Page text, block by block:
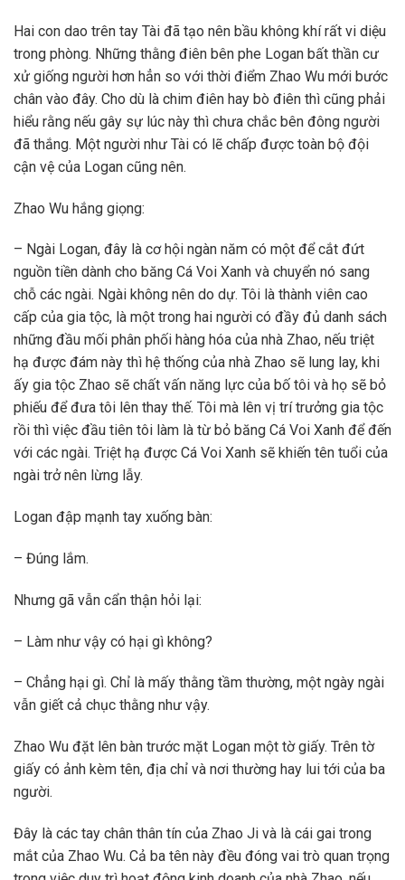
Hai con dao trên tay Tài đã tạo nên bầu không khí rất vi diệu
trong phòng. Những thằng điên bên phe Logan bất thần cư
xử giống người hơn hẳn so với thời điểm Zhao Wu mới bước
chân vào đây. Cho dù là chim điên hay bò điên thì cũng phải
hiểu rằng nếu gây sự lúc này thì chưa chắc bên đông người
đã thắng. Một người như Tài có lẽ chấp được toàn bộ đội
cận vệ của Logan cũng nên.
Zhao Wu hắng giọng:
– Ngài Logan, đây là cơ hội ngàn năm có một để cắt đứt
nguồn tiền dành cho băng Cá Voi Xanh và chuyển nó sang
chỗ các ngài. Ngài không nên do dự. Tôi là thành viên cao
cấp của gia tộc, là một trong hai người có đầy đủ danh sách
những đầu mối phân phối hàng hóa của nhà Zhao, nếu triệt
hạ được đám này thì hệ thống của nhà Zhao sẽ lung lay, khi
ấy gia tộc Zhao sẽ chất vấn năng lực của bố tôi và họ sẽ bỏ
phiếu để đưa tôi lên thay thế. Tôi mà lên vị trí trưởng gia tộc
rồi thì việc đầu tiên tôi làm là từ bỏ băng Cá Voi Xanh để đến
với các ngài. Triệt hạ được Cá Voi Xanh sẽ khiến tên tuổi của
ngài trở nên lừng lẫy.
Logan đập mạnh tay xuống bàn:
– Đúng lắm.
Nhưng gã vẫn cẩn thận hỏi lại:
– Làm như vậy có hại gì không?
– Chẳng hại gì. Chỉ là mấy thằng tầm thường, một ngày ngài
vẫn giết cả chục thằng như vậy.
Zhao Wu đặt lên bàn trước mặt Logan một tờ giấy. Trên tờ
giấy có ảnh kèm tên, địa chỉ và nơi thường hay lui tới của ba
người.
Đây là các tay chân thân tín của Zhao Ji và là cái gai trong
mắt của Zhao Wu. Cả ba tên này đều đóng vai trò quan trọng